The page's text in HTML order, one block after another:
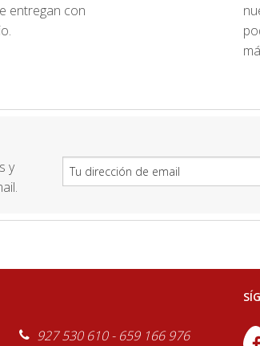
entregan con
y
927 530 610 - 659 166 976